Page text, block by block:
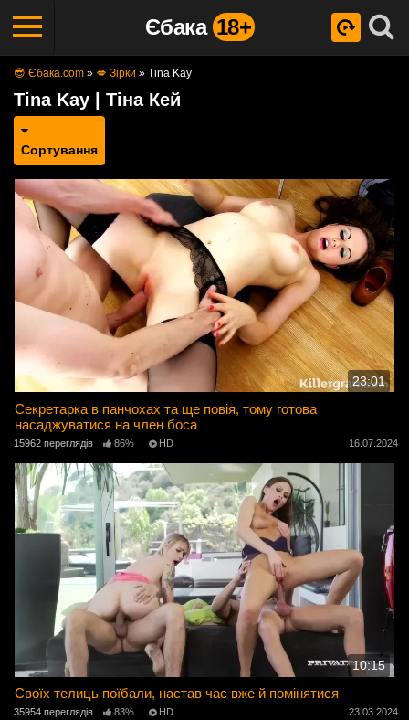
Єбака 18+
😎 Єбака.com » 💋 Зірки » Tina Kay
Tina Kay | Тіна Кей
Сортування
23:01
Секретарка в панчохах та ще повія, тому готова
насаджуватися на член боса
15962 переглядів 86% HD 16.07.2024
10:15
Своїх телиць поїбали, настав час вже й помінятися
35954 переглядів 83% HD 23.03.2024